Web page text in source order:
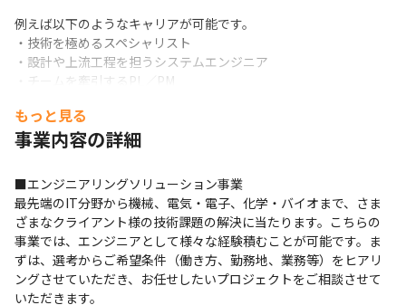
例えば以下のようなキャリアが可能です。
・技術を極めるスペシャリスト
・設計や上流工程を担うシステムエンジニア
・チームを牽引するPL／PM
■評価制度
当社では
等級制度（1～9等級）により
求められるスキルや役割が明確になっており、
エンジニアとしての成長ステップが可視化されています。
そのため
自身のスキルレベルや次に目指す役割を
明確にしながらキャリアを築いていくことができます。
もっと見る
事業内容の詳細
■エンジニアリングソリューション事業
最先端のIT分野から機械、電気・電子、化学・バイオまで、さま
ざまなクライアント様の技術課題の解決に当たります。こちらの
事業では、エンジニアとして様々な経験積むことが可能です。ま
ずは、選考からご希望条件（働き方、勤務地、業務等）をヒアリ
ングさせていただき、お任せしたいプロジェクトをご相談させて
いただきます。